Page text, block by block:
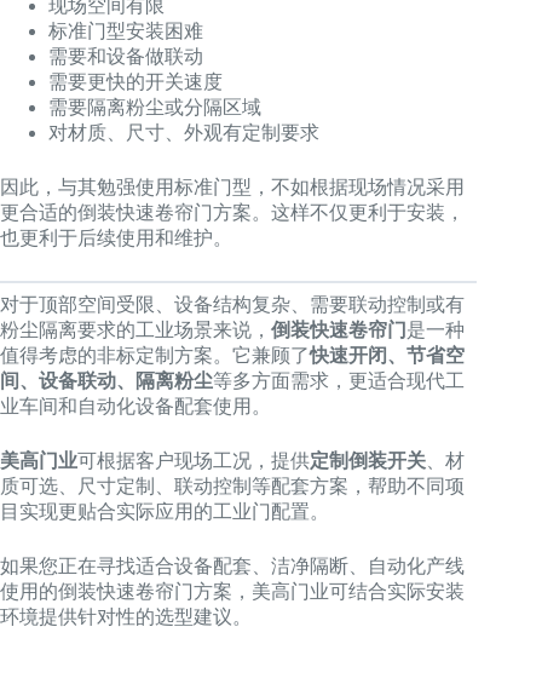
现场空间有限
标准门型安装困难
需要和设备做联动
需要更快的开关速度
需要隔离粉尘或分隔区域
对材质、尺寸、外观有定制要求
因此，与其勉强使用标准门型，不如根据现场情况采用
更合适的倒装快速卷帘门方案。这样不仅更利于安装，
也更利于后续使用和维护。
对于顶部空间受限、设备结构复杂、需要联动控制或有
粉尘隔离要求的工业场景来说， 倒装快速卷帘门 是一种
值得考虑的非标定制方案。它兼顾了快速开闭、节省空
间、设备联动、隔离粉尘等多方面需求，更适合现代工
业车间和自动化设备配套使用。
美高门业可根据客户现场工况，提供定制倒装开关 、材
质可选、尺寸定制、联动控制等配套方案，帮助不同项
目实现更贴合实际应用的工业门配置。
如果您正在寻找适合设备配套、洁净隔断、自动化产线
使用的倒装快速卷帘门方案，美高门业可结合实际安装
环境提供针对性的选型建议。